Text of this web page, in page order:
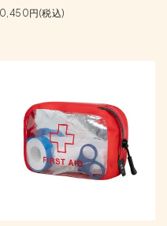
円(税込)